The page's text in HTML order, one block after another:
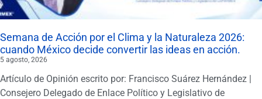
Semana de Acción por el Clima y la Naturaleza 2026:
cuando México decide convertir las ideas en acción.
5 agosto, 2026
Artículo de Opinión escrito por: Francisco Suárez Hernández |
Consejero Delegado de Enlace Político y Legislativo de